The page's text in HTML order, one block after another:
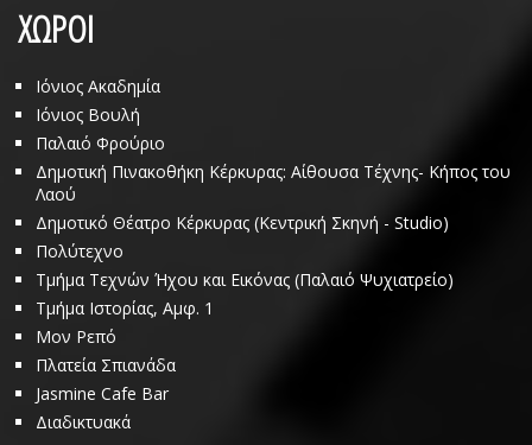
ΧΩΡΟΙ
Ιόνιος Ακαδημία
Ιόνιος Βουλή
Παλαιό Φρούριο
Δημοτική Πινακοθήκη Κέρκυρας: Αίθουσα Τέχνης- Κήπος του
Λαού
Δημοτικό Θέατρο Κέρκυρας (Κεντρική Σκηνή - Studio)
Πολύτεχνο
Τμήμα Τεχνών Ήχου και Εικόνας (Παλαιό Ψυχιατρείο)
Τμήμα Ιστορίας, Αμφ. 1
Μον Ρεπό
Πλατεία Σπιανάδα
Jasmine Cafe Bar
Διαδικτυακά